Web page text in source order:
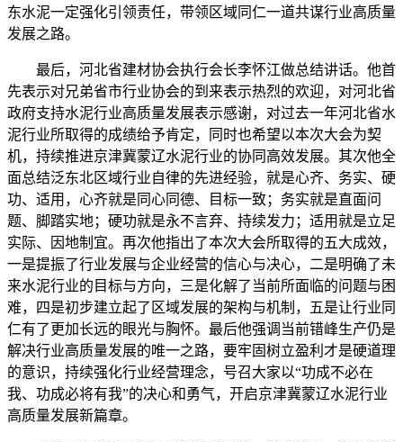
东水泥一定强化引领责任，带领区域同仁一道共谋行业高质量
发展之路。
最后，河北省建材协会执行会长李怀江做总结讲话。他首
先表示对兄弟省市行业协会的到来表示热烈的欢迎，对河北省
政府支持水泥行业高质量发展表示感谢，对过去一年河北省水
泥行业所取得的成绩给予肯定，同时也希望以本次大会为契
机，持续推进京津冀蒙辽水泥行业的协同高效发展。其次他全
面总结泛东北区域行业自律的先进经验，就是心齐、务实、硬
功、适用，心齐就是同心同德、目标一致；务实就是直面问
题、脚踏实地；硬功就是永不言弃、持续发力；适用就是立足
实际、因地制宜。再次他指出了本次大会所取得的五大成效，
一是提振了行业发展与企业经营的信心与决心，二是明确了未
来水泥行业的目标与方向，三是化解了当前所面临的问题与困
难，四是初步建立起了区域发展的架构与机制，五是让行业同
仁有了更加长远的眼光与胸怀。最后他强调当前错峰生产仍是
解决行业高质量发展的唯一之路，要牢固树立盈利才是硬道理
的意识，持续强化行业经营理念，号召大家以“功成不必在
我、功成必将有我”的决心和勇气，开启京津冀蒙辽水泥行业
高质量发展新篇章。